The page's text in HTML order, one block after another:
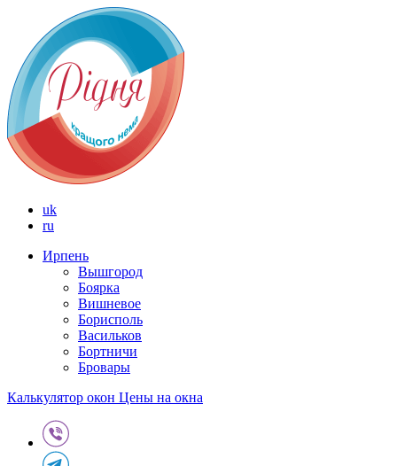
uk
ru
Ирпень
Вышгород
Боярка
Вишневое
Борисполь
Васильков
Бортничи
Бровары
Калькулятор окон Цены на окна